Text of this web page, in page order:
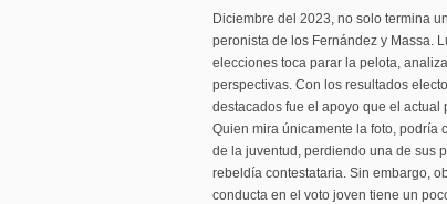
Diciembre del 2023, no solo termina
peronista de los Fernández y Massa.
elecciones toca parar la pelota,
perspectivas. Con los resultados
destacados fue el apoyo que el
Quien mira únicamente la foto, podría
de la juventud, perdiendo una de sus
rebeldía contestataria. Sin embargo,
conducta en el voto joven tiene un